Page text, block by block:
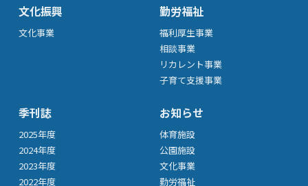
文化振興
文化事業
勤労福祉
福利厚生事業
相談事業
リカレント事業
子育て支援事業
季刊誌
2025年度
2024年度
2023年度
2022年度
お知らせ
体育施設
公園施設
文化事業
勤労福祉